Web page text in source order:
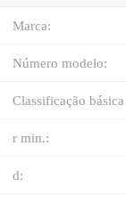
Marca:
Número modelo:
Classificação
r min.:
d: